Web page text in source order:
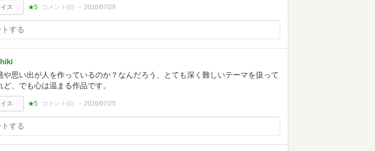
ス ★5 コメント(0) 2026/07/29
や思い出が人を作っているのか？なんだろう、とても深く難しいテーマを扱って
ど、でも心は温まる作品です。
ス ★5 コメント(0) 2026/07/25